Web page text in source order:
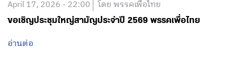
April 17, 2026 - 22:00 โดย พรรคเพื่อไทย
ขอเชิญประชุมใหญ่สามัญประจำปี 2569 พรรคเพื่อไทย
อ่านต่อ